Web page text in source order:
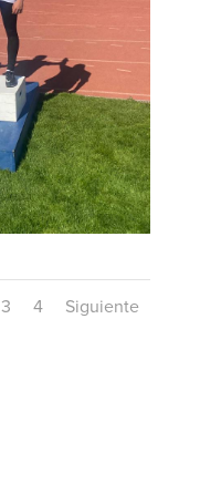
3 4 Siguiente